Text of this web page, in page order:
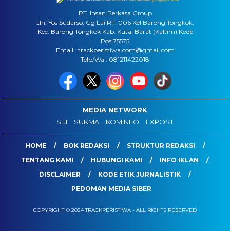
PT. Insan Perkasa Group
Jln. Yos Sudarso, Gg Lai RT. 006 Kel Barong Tongkok,
Kec. Barong Tongkok Kab. Kutai Barat (Kaltim) Kode
Pos 75575
Email : trackperistiwa.com@gmail.com
Telp/Wa : 081211422018
MEDIA NETWORK
SIJI
SUKMA KOMINFO EXPOST
HOME BOK REDAKSI
STRUKTUR REDAKSI
TENTANG KAMI
HUBUNGI KAMI
INFO IKLAN
DISCLAIMER
KODE ETIK JURNALISTIK
PEDOMAN MEDIA SIBER
COPYRIGHT © 2024 TRACKPERISTIWA - ALL RIGHTS RESERVED